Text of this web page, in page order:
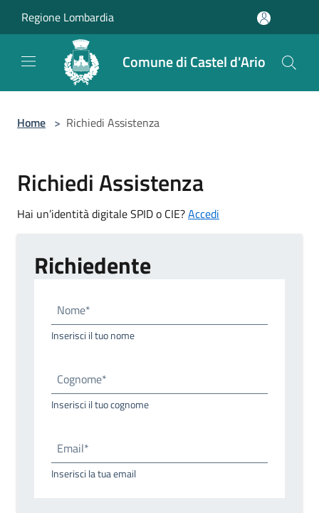
Regione Lombardia
Comune di Castel d'Ario
Home > Richiedi Assistenza
Richiedi Assistenza
Hai un’identità digitale SPID o CIE?Accedi
Richiedente
Nome*
Inserisci il tuo nome
Cognome*
Inserisci il tuo cognome
Email*
Inserisci la tua email